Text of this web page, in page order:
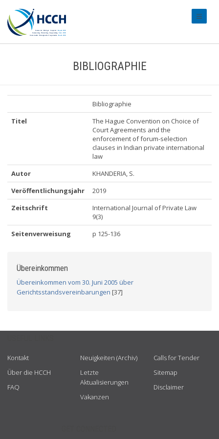
BIBLIOGRAPHIE
Bibliographie
Titel
The Hague Convention on Choice of
Court Agreements and the
enforcement of forum-selection
clauses in Indian private international
law
Autor
KHANDERIA, S.
Veröffentlichungsjahr
2019
Zeitschrift
International Journal of Private Law
9(3)
Seitenverweisung
p 125-136
Übereinkommen
Übereinkommen vom 30. Juni 2005 über
Gerichtsstandsvereinbarungen [37]
Kontakt
Über die HCCH
FAQ
Neuigkeiten (Archiv)
Letzte
Aktualisierungen
Vakanzen
Calls for Tender
Sitemap
Disclaimer